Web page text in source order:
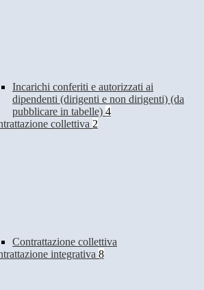
Incarichi conferiti e autorizzati ai
dipendenti (dirigenti e non dirigenti) (da
pubblicare in tabelle) 4
collettiva 2
Contrattazione collettiva
integrativa 8